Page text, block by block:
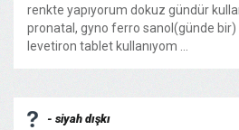
renkte yapıyorum dokuz gündür
pronatal, gyno ferro sanol(günde bir)
levetiron tablet kullanıyom ...
- siyah dışkı